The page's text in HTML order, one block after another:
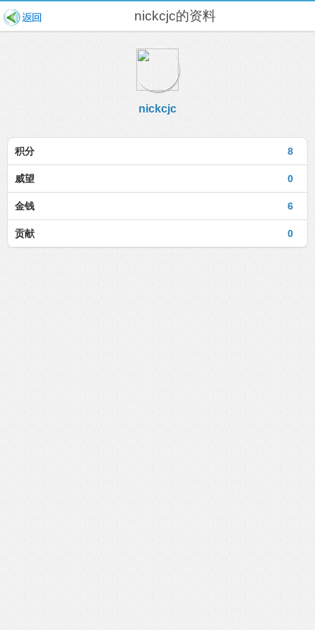
nickcjc的资料
nickcjc
8
积分
0
威望
6
金钱
0
贡献